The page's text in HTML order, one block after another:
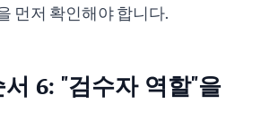
먼저 확인해야 합니다.
6: "검수자 역할"을